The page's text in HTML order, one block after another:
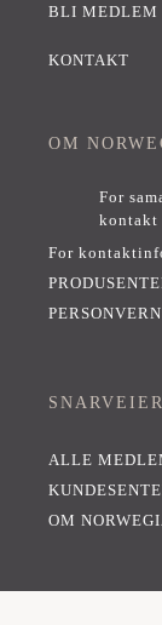
BLI MEDLEM
KONTAKT
OM
For
kontakt
For
PERSONVERN
SNARVEIER
ALLE
OM